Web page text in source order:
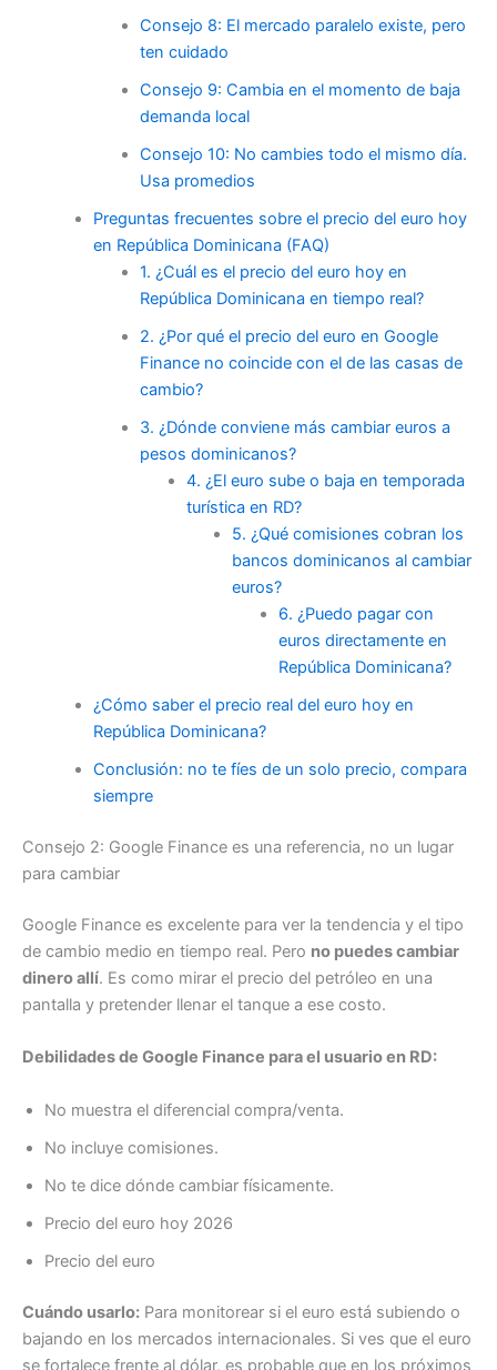
Consejo 8: El mercado paralelo existe, pero
ten cuidado
Consejo 9: Cambia en el momento de baja
demanda local
Consejo 10: No cambies todo el mismo día.
Usa promedios
Preguntas frecuentes sobre el precio del euro hoy
en República Dominicana (FAQ)
1. ¿Cuál es el precio del euro hoy en
República Dominicana en tiempo real?
2. ¿Por qué el precio del euro en Google
Finance no coincide con el de las casas de
cambio?
3. ¿Dónde conviene más cambiar euros a
pesos dominicanos?
4. ¿El euro sube o baja en temporada
turística en RD?
5. ¿Qué comisiones cobran los
bancos dominicanos al cambiar
euros?
6. ¿Puedo pagar con
euros directamente en
República Dominicana?
¿Cómo saber el precio real del euro hoy en
República Dominicana?
Conclusión: no te fíes de un solo precio, compara
siempre
Consejo 2: Google Finance es una referencia, no un lugar
para cambiar
Google Finance es excelente para ver la tendencia y el tipo
de cambio medio en tiempo real. Pero no puedes cambiar
dinero allí. Es como mirar el precio del petróleo en una
pantalla y pretender llenar el tanque a ese costo.
Debilidades de Google Finance para el usuario en RD:
No muestra el diferencial compra/venta.
No incluye comisiones.
No te dice dónde cambiar físicamente.
Precio del euro hoy 2026
Precio del euro
Cuándo usarlo: Para monitorear si el euro está subiendo o
bajando en los mercados internacionales. Si ves que el euro
se fortalece frente al dólar, es probable que en los próximos